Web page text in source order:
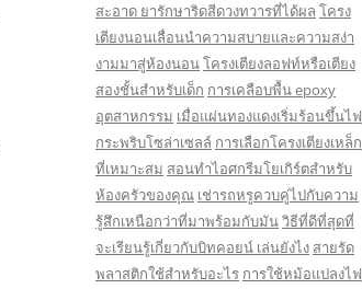
สะอาด ยารักษาริดสีดวงทวารที่ได้ผล โครง
เตียงนอนเลื่อนนำความสบายและความสง่า
งามมาสู่ห้องนอนโครงเตียงลอฟท์หรือเตียง
สองชั้นสำหรับเด็ก การเคลือบพื้น epoxy
อุตสาหกรรม เมื่อแผ่นทองแดงเริ่มร้อนขึ้นไฟ
กระพริบโซล่าเซลล์ การเลือกโครงเตียงเหล็ก
ที่เหมาะสม สอนทำไอศกรีมโยเกิร์ตสำหรับ
ห้องครัวของคุณ เช่ารถหรูควบคู่ไปกับความ
รู้สึกเหนือกว่าที่มาพร้อมกับมันวิธีที่ดีที่สุดที่
จะเรียนรู้เกี่ยวกับบิทคอยน์ เล่นยังไง สายรัด
พลาสติกใช้สำหรับอะไร การใช้หม้อแปลงไฟ